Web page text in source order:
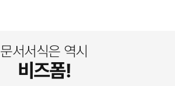
문서서식은 역시
비즈폼!